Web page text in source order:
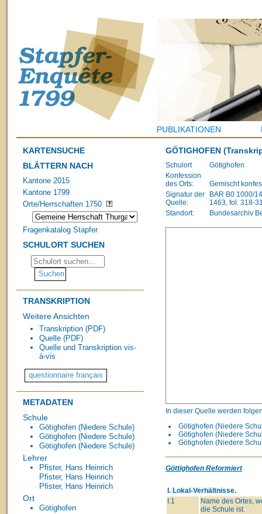
PUBLIKATIONEN
KARTENSUCHE
BLÄTTERN NACH
Kantone 2015
Kantone 1799
Orte/Herrschaften 1750
Fragenkatalog Stapfer
SCHULORT SUCHEN
TRANSKRIPTION
Weitere Ansichten
Transkription (PDF)
Quelle (PDF)
Quelle und Transkription vis-
à-vis
METADATEN
Schule
Götighofen (Niedere Schule)
Götighofen (Niedere Schule)
Götighofen (Niedere Schule)
Lehrer
Pfister, Hans Heinrich
Pfister, Hans Heinrich
Pfister, Hans Heinrich
Ort
Götighofen
GÖTIGHOFEN
Schulort
Götighofen
Konfession
des Orts:
Gemischt
Signatur der
Quelle:
BAR B0 1000/
1463, fol. 318-
Standort:
Bundesarchiv
In dieser Quelle werden
Götighofen (Niedere
Götighofen (Niedere
Götighofen (Niedere
Göttighofen Reformiert
I. Lokal-Verhältnisse.
I.1
Name des Ortes,
die Schule ist.